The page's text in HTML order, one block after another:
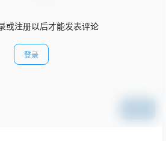
或注册以后才能发表评论
登录